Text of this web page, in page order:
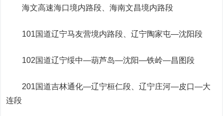
海文高速海口境内路段、海南文昌境内路段
101国道辽宁马友营境内路段、辽宁陶家屯—沈阳段
102国道辽宁绥中—葫芦岛—沈阳—铁岭—昌图段
201国道吉林通化—辽宁桓仁段、辽宁庄河—皮口—大
连段